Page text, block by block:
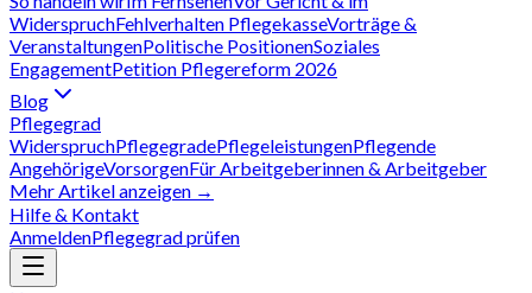
WiderspruchFehlverhalten PflegekasseVorträge &
VeranstaltungenPolitische PositionenSoziales
EngagementPetition Pflegereform 2026
Blog
Pflegegrad
WiderspruchPflegegradePflegeleistungenPflegende
AngehörigeVorsorgenFür Arbeitgeberinnen & Arbeitgeber
Mehr Artikel anzeigen →
Hilfe & Kontakt
AnmeldenPflegegrad prüfen